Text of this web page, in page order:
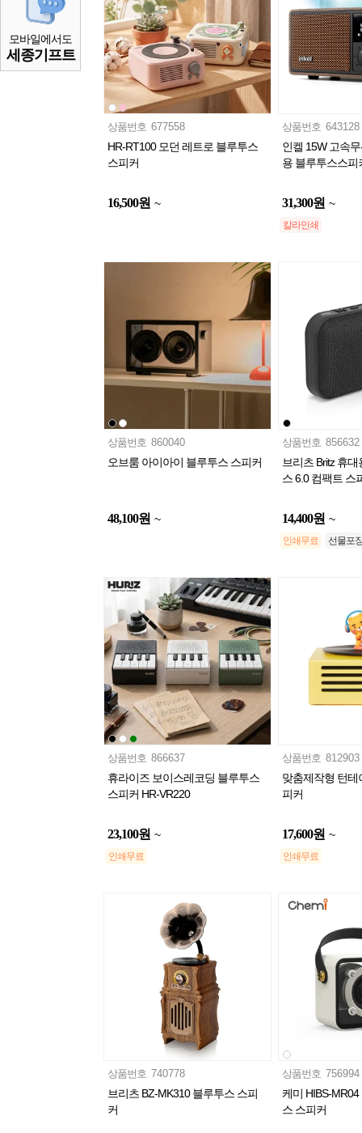
모바일에서도
세종기프트
상품번호 677558
HR-RT100 모던 레트로 블루투스
스피커
16,500원 ~
상품번호 643128
인켈 15W 고속
용 블루투스스피
31,300원 ~
칼라인쇄
상품번호 860040
오브룸 아이아이 블루투스 스피커
48,100원 ~
상품번호 856632
브리츠 Britz 휴
스 6.0 컴팩트 스
14,400원 ~
인쇄무료 선물포
상품번호 866637
휴라이즈 보이스레코딩 블루투스
스피커 HR-VR220
23,100원 ~
인쇄무료
상품번호 812903
맞춤제작형 턴테
피커
17,600원 ~
인쇄무료
상품번호 740778
브리츠 BZ-MK310 블루투스 스피
커
상품번호 756994
케미 HIBS-
스 스피커